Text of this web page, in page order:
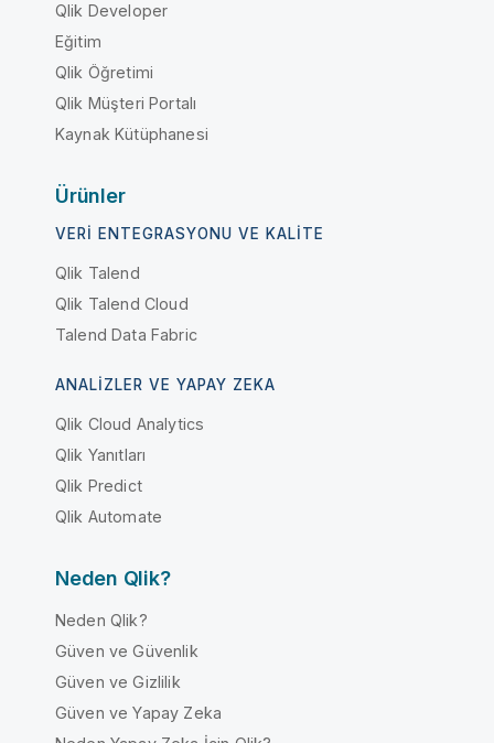
Qlik Developer
Eğitim
Qlik Öğretimi
Qlik Müşteri Portalı
Kaynak Kütüphanesi
Ürünler
VERI ENTEGRASYONU VE KALITE
Qlik Talend
Qlik Talend Cloud
Talend Data Fabric
ANALIZLER VE YAPAY ZEKA
Qlik Cloud Analytics
Qlik Yanıtları
Qlik Predict
Qlik Automate
Neden Qlik?
Neden Qlik?
Güven ve Güvenlik
Güven ve Gizlilik
Güven ve Yapay Zeka